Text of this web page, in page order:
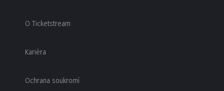
O Ticketstream
Kariéra
Ochrana soukromí